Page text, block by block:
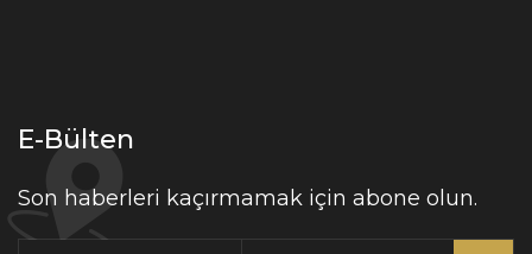
E-Bülten
Son haberleri kaçırmamak için abone olun.